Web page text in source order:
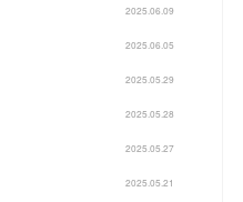
2025.06.09
2025.06.05
2025.05.29
2025.05.28
2025.05.27
2025.05.21